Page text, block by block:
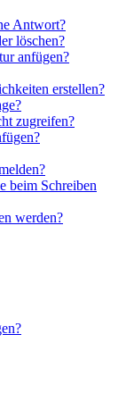
Antwort?
löschen?
anfügen?
erstellen?
zugreifen?
beim Schreiben
werden?